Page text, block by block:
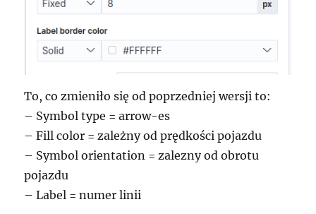
To, co zmieniło się od poprzedniej wersji to:
– Symbol type = arrow-es
– Fill color = zależny od prędkości pojazdu
– Symbol orientation = zalezny od obrotu
pojazdu
– Label = numer linii